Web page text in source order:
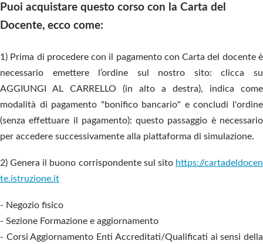
Puoi acquistare questo corso con la Carta del
Docente, ecco come:
1) Prima di procedere con il pagamento con Carta del docente è
necessario emettere l’ordine sul nostro sito: clicca su
AGGIUNGI AL CARRELLO (in alto a destra), indica come
modalità di pagamento "bonifico bancario" e concludi l'ordine
(senza effettuare il pagamento): questo passaggio è necessario
per accedere successivamente alla piattaforma di simulazione.
2) Genera il buono corrispondente sul sito https://cartadeldocen
te.istruzione.it
- Negozio fisico
- Sezione Formazione e aggiornamento
- Corsi Aggiornamento Enti Accreditati/Qualificati ai sensi della